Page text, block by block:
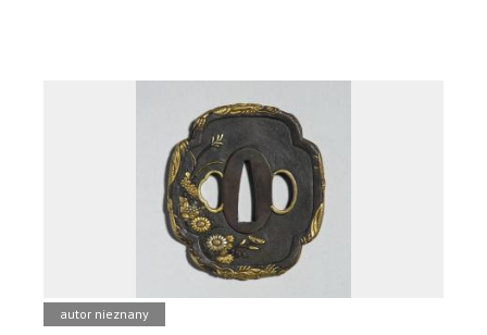
autor nieznany